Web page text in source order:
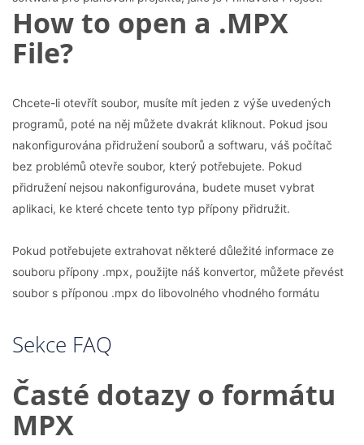
How to open a .MPX
File?
Chcete-li otevřít soubor, musíte mít jeden z výše uvedených
programů, poté na něj můžete dvakrát kliknout. Pokud jsou
nakonfigurována přidružení souborů a softwaru, váš počítač
bez problémů otevře soubor, který potřebujete. Pokud
přidružení nejsou nakonfigurována, budete muset vybrat
aplikaci, ke které chcete tento typ přípony přidružit.
Pokud potřebujete extrahovat některé důležité informace ze
souboru přípony .mpx, použijte náš konvertor, můžete převést
soubor s příponou .mpx do libovolného vhodného formátu
Sekce FAQ
Časté dotazy o formátu
MPX